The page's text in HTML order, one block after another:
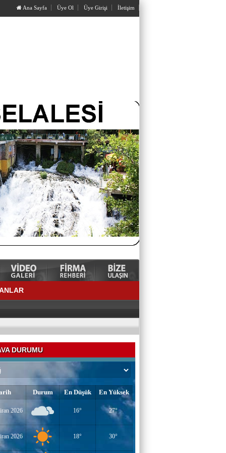
Ana Sayfa Üye Ol Üye Girişi İletişim
DURUMU
Durum En Düşük En Yüksek
2026 16° 27°
2026 18° 30°
YAZAR-ŞAİR MİRAÇ DOĞAN
Mavi Işık İnsanları